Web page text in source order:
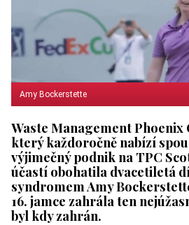
Amy Bockerstette
Waste Management
který každoročně nabízí
výjimečný podnik na TPC
účastí obohatila dvacetiletá
syndromem Amy
16. jamce zahrála ten
byl kdy zahrán.